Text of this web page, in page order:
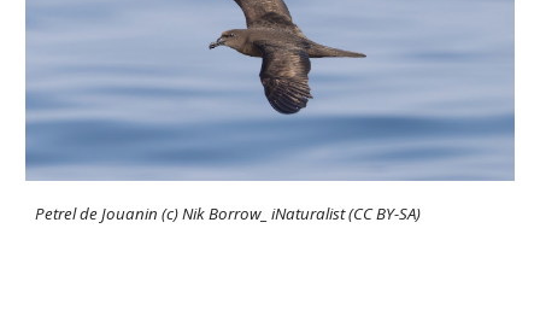
Petrel de Jouanin (c) Nik Borrow_ iNaturalist (CC BY-SA)